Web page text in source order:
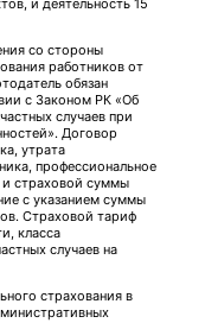
и деятельность 15
со стороны
работников от
обязан
с Законом РК «Об
случаев при
Договор
утрата
профессиональное
и страховой суммы
с указанием суммы
Страховой тариф
класса
случаев на
страхования в